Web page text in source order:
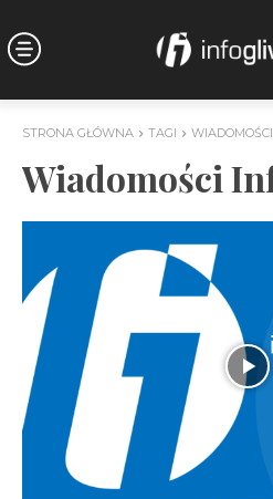
STRONA GŁÓWNA TAGI
Wiadomości